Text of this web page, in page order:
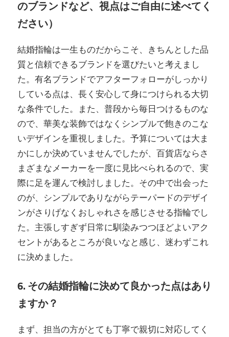
のブランドなど、視点はご自由に述べてく
ださい）
結婚指輪は一生ものだからこそ、きちんとした品
質と信頼できるブランドを選びたいと考えまし
た。有名ブランドでアフターフォローがしっかり
している点は、長く安心して身につけられる大切
な条件でした。また、普段から毎日つけるものな
ので、華美な装飾ではなくシンプルで飽きのこな
いデザインを重視しました。予算については大ま
かにしか決めていませんでしたが、百貨店ならさ
まざまなメーカーを一度に見比べられるので、実
際に足を運んで検討しました。その中で出会った
のが、シンプルでありながらテーパードのデザイ
ンがさりげなくおしゃれさを感じさせる指輪でし
た。主張しすぎず日常に馴染みつつほどよいアク
セントがあるところが良いなと感じ、迷わずこれ
に決めました。
6. その結婚指輪に決めて良かった点はあり
ますか？
まず、担当の方がとても丁寧で親切に対応してく